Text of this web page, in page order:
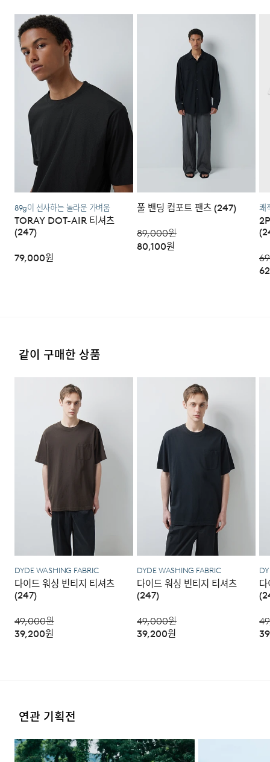
모델 착용 사이즈 : 183cm / L size
DETAIL
회원구매 시 배송비는 2,500원 (3만원 이상 무료) (도서,산
간,오지 일부 지역은 배송비가 추가됩니다.)
도서지역 추가 배송료: 3,000~9,000원 (도서지역별로 상
이하며 추가 금액이 발생할 수 있습니다.)
소는 '경기도 화성시 동탄산단 10길 74 코오롱 온라인 9
층'입니다. / 고객센터:
·편의점 반품: 편의점 반품은 편의점 픽업이 가능한 상품에
한해서 이용 가능합니다. 편의점 반품 신청 후 발급되는 승
인번호로 GS25에 설치된 PostBox에 반품 접수를 진행해
주시기 바랍니다.
·코오롱물류 인터넷 쇼핑몰 (지정된 반송처로 반송되지 않
을 시, 교환 및 반품 절차가 지연될 수 있습니다.)
·단순 변심으로 인한 교환 및 반품 시 택배비용은 고객님께
서 부담하셔야 합니다. (배송착오 및 제품 불량의 경우 제외)
3. 교환/반품이 가능한 경우
·상품을 공급받으신 날로부터 7일 이내에 요청이 가능합니
4. 교환/반품이 불가능한 경우
다음과 같이 상품이 사용/훼손된 경우에는 교환 및 반품이
되지 않습니다.
·고객님의 귀책 사유로 상품이 훼손된 경우. (단, 상품의 내
용 확인을 위해 포장 등을 훼손한 경우는 제외)
·포장을 개봉하였거나 포장이 훼손되어 상품가치가 현저히
상실된 경우.
·상품의 TAG, 스티커, 케이스 등을 훼손 및 분실한 경우.
·시간의 경과에 의하여 재판매가 곤란할 정도로 상품 등의
가치가 현저히 감소된 경우.
89g이 선사하는 놀라운 가벼움
TORAY DOT-AIR 티셔츠
(247)
79,000원
풀 밴딩 컴포트 팬츠 (247)
89,000원
80,100원
쾌
같이 구매한 상품
DYDE WASHING FABRIC
다이드 워싱 빈티지 티셔츠
(247)
49,000원
39,200원
DYDE WASHING FABRIC
다이드 워싱 빈티지 티셔츠
(247)
49,000원
39,200원
연관 기획전